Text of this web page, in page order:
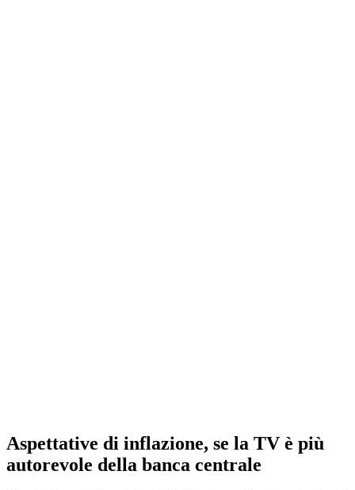
Aspettative di inflazione, se la TV è più
autorevole della banca centrale